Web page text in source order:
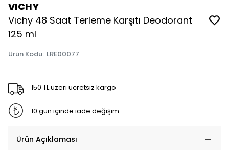
VICHY
Vıchy 48 Saat Terleme Karşıtı Deodorant
125 ml
Ürün Kodu: LRE00077
150 TL üzeri ücretsiz kargo
10 gün içinde iade değişim
Ürün Açıklaması